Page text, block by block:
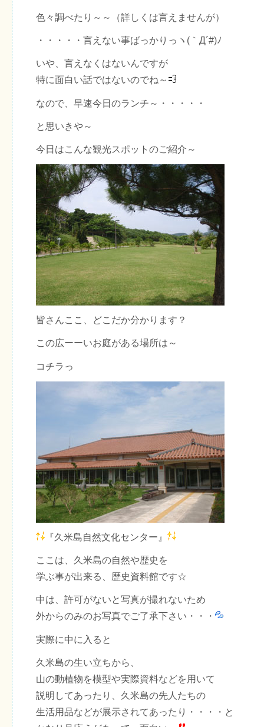
色々調べたり～～（詳しくは言えませんが）
・・・・・言えない事ばっかりっヽ(｀Д´#)ﾉ
いや、言えなくはないんですが
特に面白い話ではないのでね～
なので、早速今日のランチ～・・・・・
と思いきや～
今日はこんな観光スポットのご紹介～
皆さんここ、どこだか分かります？
この広ーーいお庭がある場所は～
コチラっ
『久米島自然文化センター』
ここは、久米島の自然や歴史を
学ぶ事が出来る、歴史資料館です☆
中は、許可がないと写真が撮れないため
外からのみのお写真でご了承下さい・・・
実際に中に入ると
久米島の生い立ちから、
山の動植物を模型や実際資料などを用いて
説明してあったり、久米島の先人たちの
生活用品などが展示されてあったり・・・・と